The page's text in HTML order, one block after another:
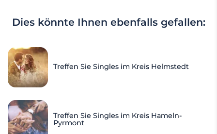
Dies könnte Ihnen ebenfalls gefallen:
Treffen Sie Singles im Kreis Helmstedt
Treffen Sie Singles im Kreis Hameln-
Pyrmont